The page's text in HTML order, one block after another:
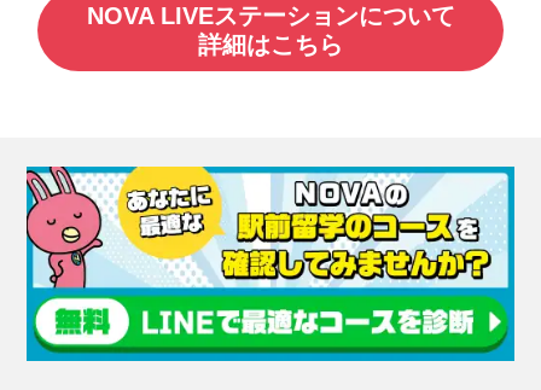
NOVA LIVEステーションについて
詳細はこちら